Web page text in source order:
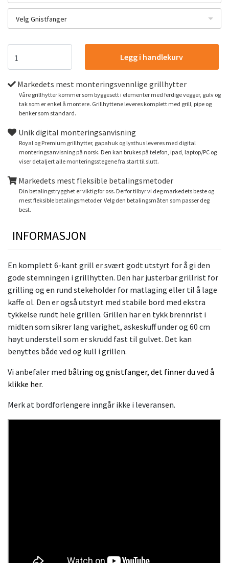
Velg Gnistfanger
Legg i handlekurv
Markedets mest monteringsvennlige grillhytter
Våre grillhytter kommer som byggesett i elementer med ferdige vegger, gulv og
tak som er enkel å montere. Grillhyttene leveres komplett med grill, pipe og
benker som standard.
Unik digital monteringsanvisning
Royal og Premium grillhytter, gapahuk og lysthus leveres med digital
monteringsanvisning på norsk. Den kan brukes på telefon, ipad, laptop/PC og
viser detaljert alle monteringsstegene fra start til slutt.
Markedets mest fleksible betalingsmetoder
Din betalingstrygghet er viktig for oss. Derfor tilbyr vi deg markedets beste og
mest fleksible betalingsmetoder. Velg den betalingsmåten som passer deg
best.
INFORMASJON
En komplett 6-kant grill er svært godt utstyrt for å gi den
gode stemningen i grillhytten. Den har justerbar grillrist for
grilling og en rund stekeholder for matlaging eller til å lage
kaffe ol. Den er også utstyrt med stabile bord med ekstra
tykkelse rundt hele grillen. Grillen har en tykk brennrist i
midten som sikrer lang varighet, askeskuff under og 60 cm
høyt understell som er skrudd fast til gulvet. Det kan
benyttes både ved og kull i grillen.
Vi anbefaler med bålring og gnistfanger, det finner du ved å
klikke her.
Merk at bordforlengere inngår ikke i leveransen.